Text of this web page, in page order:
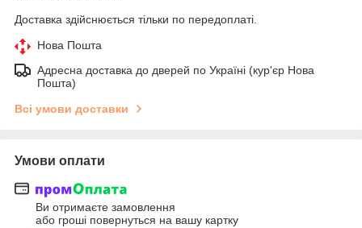
Доставка здійснюється тільки по передоплаті.
Нова Пошта
Адресна доставка до дверей по Україні (кур'єр Нова
Пошта)
Всі умови доставки
Умови оплати
Ви отримаєте замовлення
або гроші повернуться на вашу картку